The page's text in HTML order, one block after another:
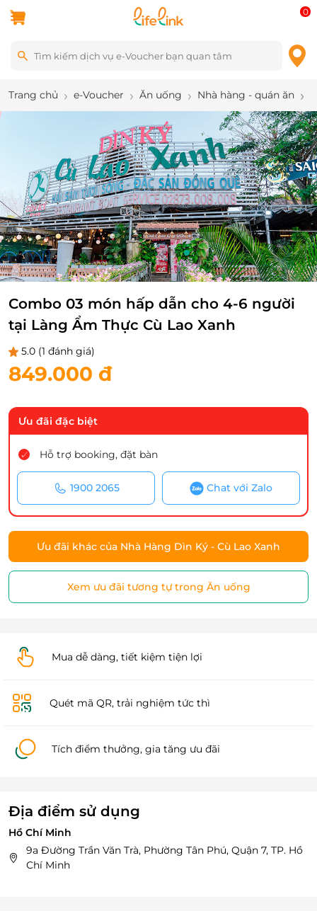
0
Trang chủ e-Voucher Ăn uống Nhà hàng - quán ăn
9/12
Combo 03 món hấp dẫn cho 4-6 người
tại Làng Ẩm Thực Cù Lao Xanh
5.0 (1 đánh giá)
849.000 đ
Ưu đãi đặc biệt
Hỗ trợ booking, đặt bàn
1900 2065 Chat với Zalo
Ưu đãi khác của Nhà Hàng Dìn Ký - Cù Lao Xanh
Xem ưu đãi tương tự trong Ăn uống
Mua dễ dàng, tiết kiệm tiện lợi
Quét mã QR, trải nghiệm tức thì
Tích điểm thưởng, gia tăng ưu đãi
Địa điểm sử dụng
Hồ Chí Minh
9a Đường Trần Văn Trà, Phường Tân Phú, Quận 7, TP. Hồ
Chí Minh